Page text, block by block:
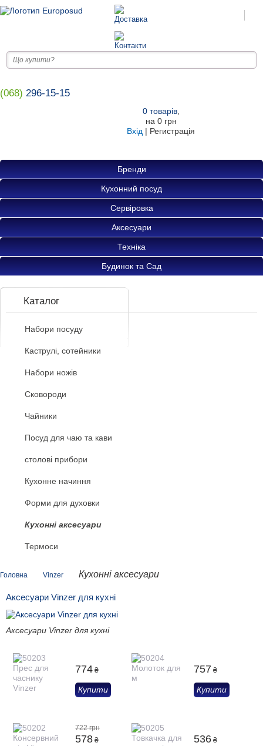
(068) 296-15-15
0товарів,
на 0 грн
Вхід | Регистрація
Бренди
Кухонний посуд
Сервіровка
Аксесуари
Техніка
Будинок та Сад
Каталог
Набори посуду
Каструлі, сотейники
Набори ножів
Сковороди
Чайники
Посуд для чаю та кави
столові прибори
Кухонне начиння
Форми для духовки
Кухонні аксесуари
Термоси
Головна Vinzer Кухонні аксесуари
Аксесуари Vinzer для кухні
Аксесуари Vinzer для кухні
774 ₴
Купити
757 ₴
Купити
722 грн
578 ₴ 536 ₴